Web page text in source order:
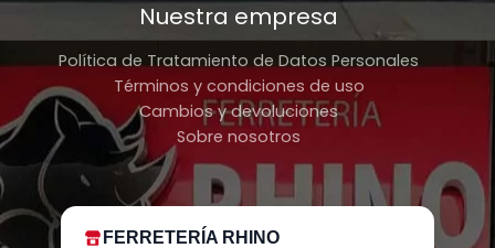
Nuestra empresa
Política de Tratamiento de Datos Personales
Términos y condiciones de uso
Cambios y devoluciones
Sobre nosotros
FERRETERÍA RHINO